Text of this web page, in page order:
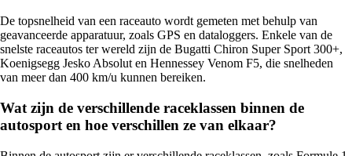
De topsnelheid van een raceauto wordt gemeten met behulp van
geavanceerde apparatuur, zoals GPS en dataloggers. Enkele van de
snelste raceautos ter wereld zijn de Bugatti Chiron Super Sport 300+,
Koenigsegg Jesko Absolut en Hennessey Venom F5, die snelheden
van meer dan 400 km/u kunnen bereiken.
Wat zijn de verschillende raceklassen binnen de
autosport en hoe verschillen ze van elkaar?